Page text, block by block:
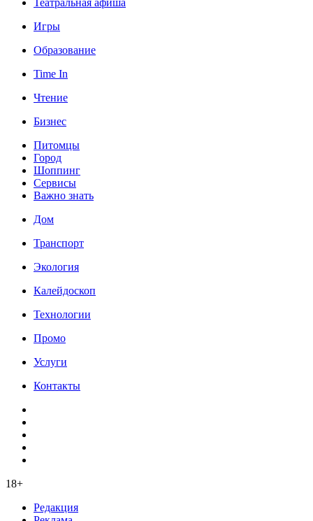
Игры
Образование
Time In
Чтение
Бизнес
Питомцы
Город
Шоппинг
Сервисы
Важно знать
Дом
Транспорт
Экология
Калейдоскоп
Технологии
Промо
Услуги
Контакты
18+
Редакция